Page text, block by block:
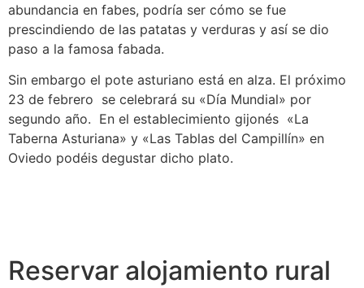
abundancia en fabes, podría ser cómo se fue
prescindiendo de las patatas y verduras y así se dio
paso a la famosa fabada.
Sin embargo el pote asturiano está en alza. El próximo
23 de febrero se celebrará su «Día Mundial» por
segundo año. En el establecimiento gijonés «La
Taberna Asturiana» y «Las Tablas del Campillín» en
Oviedo podéis degustar dicho plato.
Reservar alojamiento rural